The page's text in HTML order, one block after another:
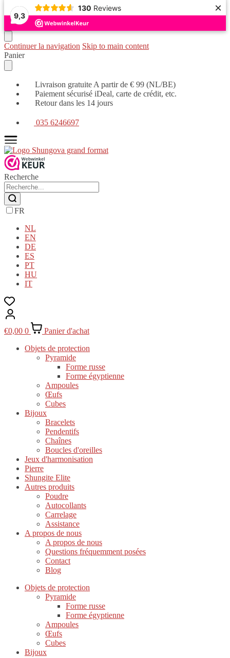
9,3
130 Reviews ×
Continuer la navigation Skip to main content
Panier
Livraison gratuite A partir de € 99 (NL/BE)
Paiement sécurisé iDeal, carte de crédit, etc.
Retour dans les 14 jours
035 6246697
Recherche
FR
NL
EN
DE
ES
PT
HU
IT
€0,00 0
Panier d'achat
Objets de protection
Pyramide
Forme russe
Forme égyptienne
Ampoules
Œufs
Cubes
Bijoux
Bracelets
Pendentifs
Chaînes
Boucles d'oreilles
Jeux d'harmonisation
Pierre
Shungite Elite
Autres produits
Poudre
Autocollants
Carrelage
Assistance
A propos de nous
A propos de nous
Questions fréquemment posées
Contact
Blog
Objets de protection
Pyramide
Forme russe
Forme égyptienne
Ampoules
Œufs
Cubes
Bijoux